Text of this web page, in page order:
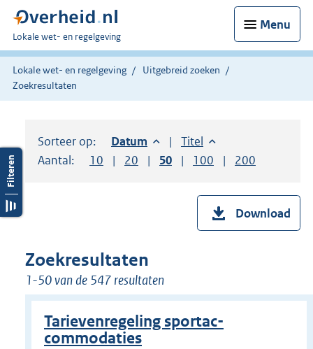
Menu
U
bent
hier:
Lokale wet- en regelgeving
Lokale wet- en regelgeving
Uitgebreid zoeken
Zoekresultaten
Sorteer op: Sorteer op:
Datum aflopendSorteer op:
Titel oplopend
Aantal:
Toon
10 resultaten per pagina
Toon
20 resultaten per pagina
Toon
50 resultaten per pagina
Toon
100 resultaten per
Toon
200
Download
Zoekresultaten
1-50 van de 547 resultaten
Tarievenregeling sportac­
commodaties